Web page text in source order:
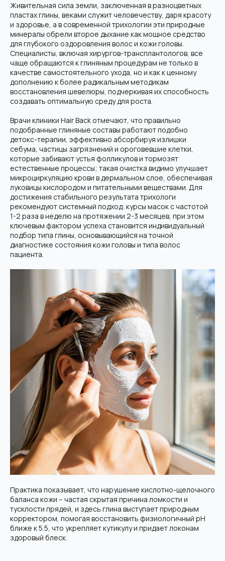
Живительная сила земли, заключенная в разноцветных
пластах глины, веками служит человечеству, даря красоту
и здоровье, а в современной трихологии эти природные
минералы обрели второе дыхание как мощное средство
для глубокого оздоровления волос и кожи головы.
Специалисты, включая хирургов-трансплантологов, все
чаще обращаются к глиняным процедурам не только в
качестве самостоятельного ухода, но и как к ценному
дополнению к более радикальным методикам
восстановления шевелюры, подчеркивая их способность
создавать оптимальную среду для роста.
Врачи клиники Hair Back отмечают, что правильно
подобранные глиняные составы работают подобно
детокс-терапии, эффективно абсорбируя излишки
себума, частицы загрязнений и ороговевшие клетки,
которые забивают устья фолликулов и тормозят
естественные процессы; такая очистка видимо улучшает
микроциркуляцию крови в дермальном слое, обеспечивая
луковицы кислородом и питательными веществами. Для
достижения стабильного результата трихологи
рекомендуют системный подход: курсы масок с частотой
1-2 раза в неделю на протяжении 2-3 месяцев, при этом
ключевым фактором успеха становится индивидуальный
подбор типа глины, основывающийся на точной
диагностике состояния кожи головы и типа волос
пациента.
Практика показывает, что нарушение кислотно-щелочного
баланса кожи – частая скрытая причина ломкости и
тусклости прядей, и здесь глина выступает природным
корректором, помогая восстановить физиологичный pH
ближе к 5.5, что укрепляет кутикулу и придает локонам
здоровый блеск.